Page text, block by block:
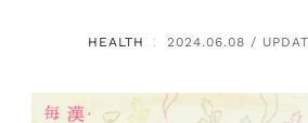
HEALTH ： 2024.06.08 /